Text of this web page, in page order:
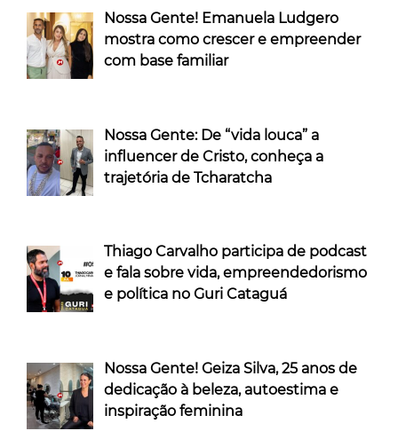
Nossa Gente! Emanuela Ludgero
mostra como crescer e empreender
com base familiar
Nossa Gente: De “vida louca” a
influencer de Cristo, conheça a
trajetória de Tcharatcha
Thiago Carvalho participa de podcast
e fala sobre vida, empreendedorismo
e política no Guri Cataguá
Nossa Gente! Geiza Silva, 25 anos de
dedicação à beleza, autoestima e
inspiração feminina